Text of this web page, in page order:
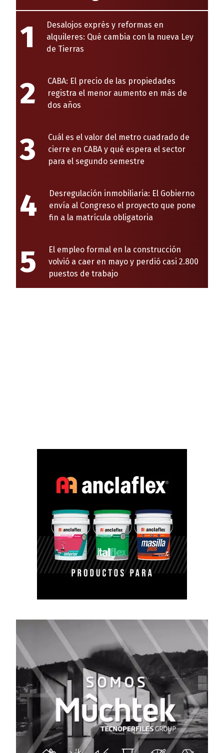
1
Desalojos exprés y reformas en
alquileres: Qué cambia con la nueva Ley
de Tierras
2
CABA: El precio de las propiedades
registra el menor aumento en más de
dos años
3
Cuál es el valor del metro cuadrado de
cierre en CABA y qué espera el sector
para el segundo semestre
4
Desregulación inmobiliaria: El Gobierno
envía al Congreso el proyecto que pone
fin a la matrícula obligatoria
5
El empleo formal en la construcción
volvió a caer en mayo y perdió casi 2.800
puestos de trabajo